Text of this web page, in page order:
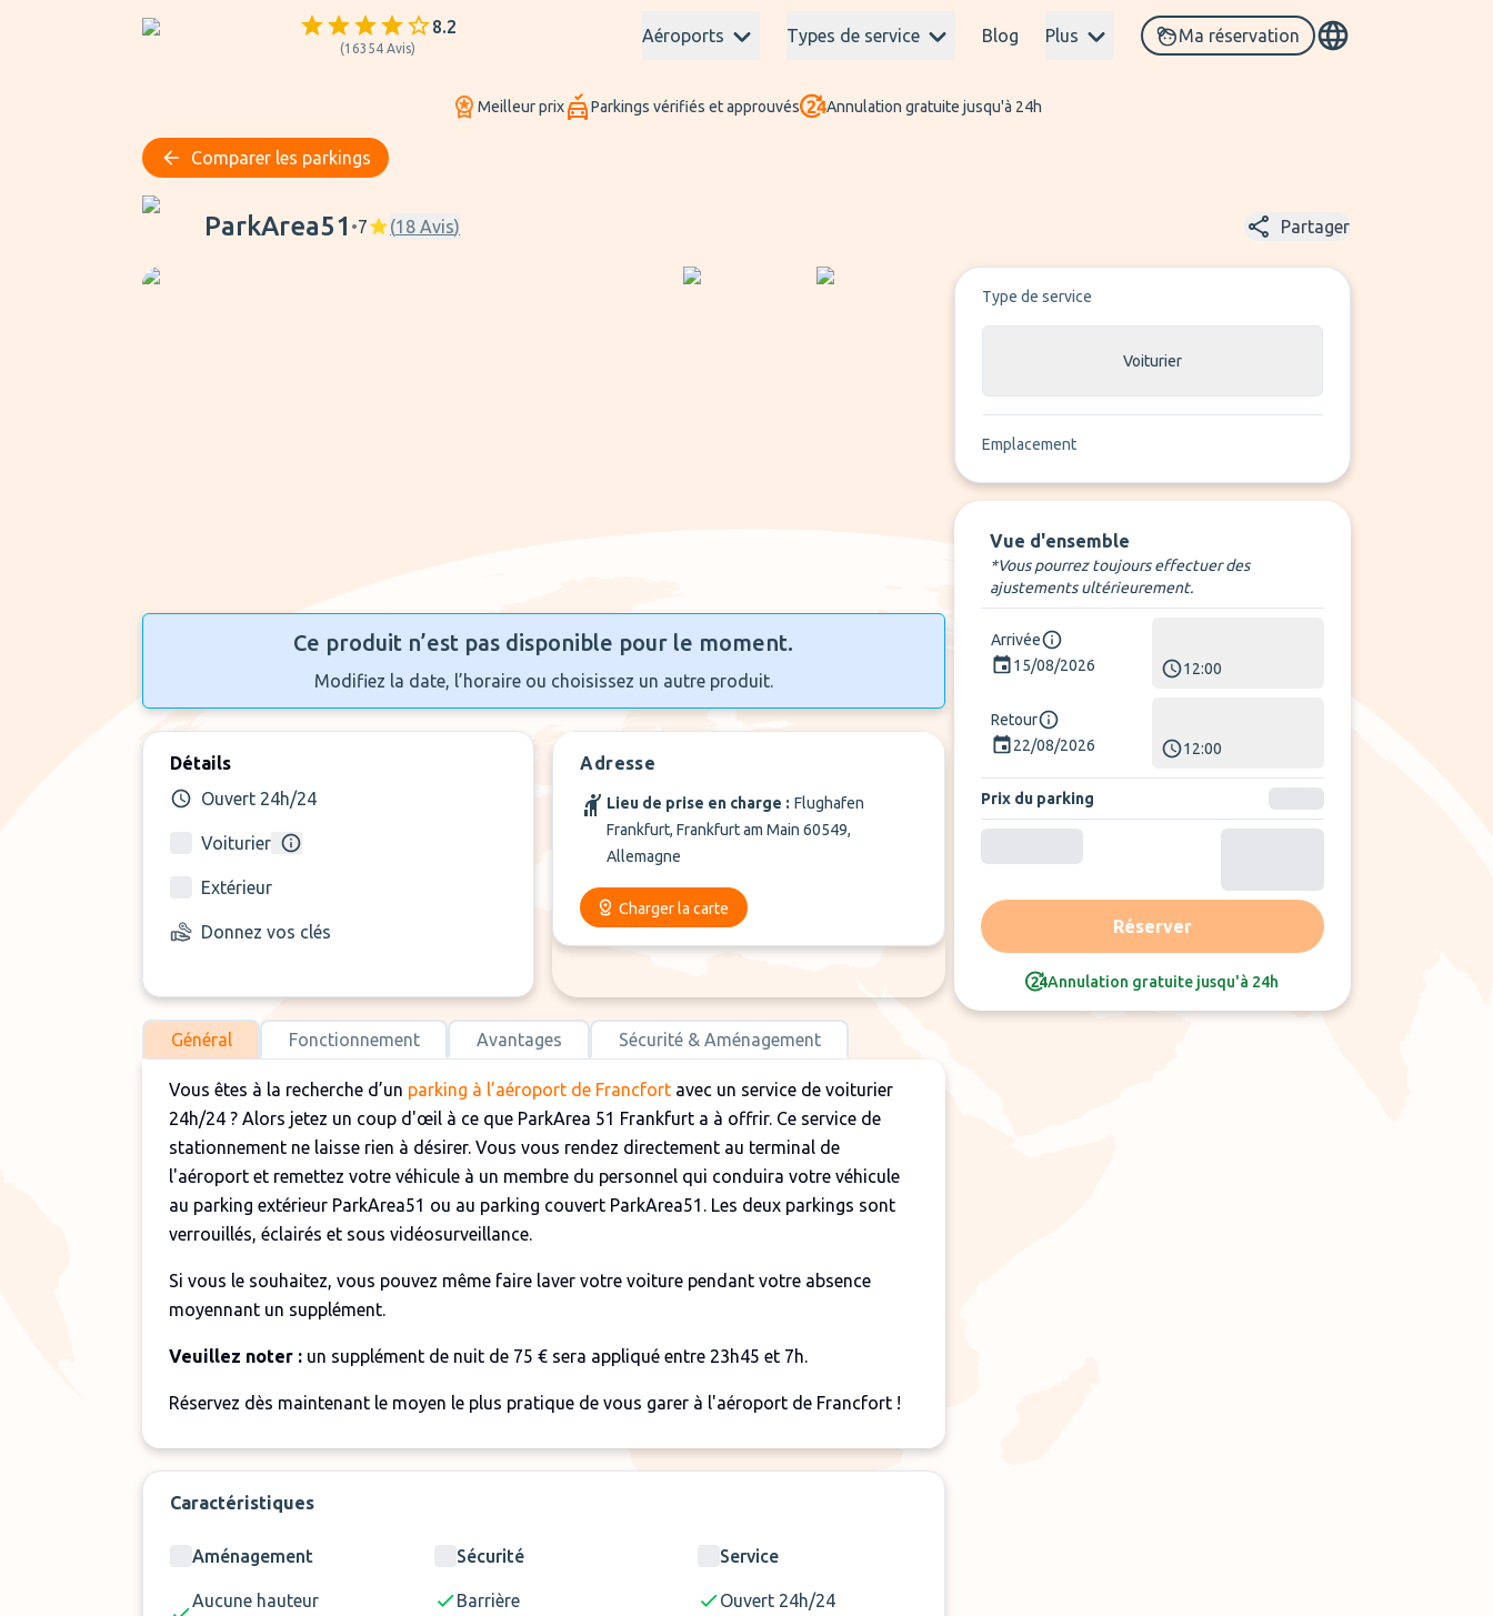
8.2
(16354 Avis)
Aéroports Types de service Blog Plus Ma réservation
Meilleur prix Parkings vérifiés et approuvés Annulation gratuite jusqu'à 24h
Comparer les parkings
ParkArea51
ParkArea51 •7 (18 Avis) Partager
Ce produit n’est pas disponible pour le moment.
Modifiez la date, l’horaire ou choisissez un autre produit.
Détails
Ouvert 24h/24
Voiturier
Extérieur
Donnez vos clés
Adresse
Lieu de prise en charge : Flughafen
Frankfurt, Frankfurt am Main 60549,
Allemagne
Charger la carte
Général Fonctionnement Avantages Sécurité & Aménagement
Vous êtes à la recherche d’un parking à l’aéroport de Francfort avec un service de voiturier
24h/24 ? Alors jetez un coup d'œil à ce que ParkArea 51 Frankfurt a à offrir. Ce service de
stationnement ne laisse rien à désirer. Vous vous rendez directement au terminal de
l'aéroport et remettez votre véhicule à un membre du personnel qui conduira votre véhicule
au parking extérieur ParkArea51 ou au parking couvert ParkArea51. Les deux parkings sont
verrouillés, éclairés et sous vidéosurveillance.
Si vous le souhaitez, vous pouvez même faire laver votre voiture pendant votre absence
moyennant un supplément.
Veuillez noter : un supplément de nuit de 75 € sera appliqué entre 23h45 et 7h.
Réservez dès maintenant le moyen le plus pratique de vous garer à l'aéroport de Francfort !
Caractéristiques
Aménagement
Aucune hauteur
Sécurité
Barrière
Service
Ouvert 24h/24
Type de service
Voiturier
Emplacement
Vue d'ensemble
*Vous pourrez toujours effectuer des
ajustements ultérieurement.
Arrivée
15/08/2026
12:00
Retour
22/08/2026
12:00
Prix du parking
Réserver
Annulation gratuite jusqu'à 24h